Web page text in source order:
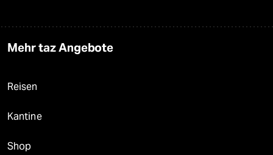
Mehr taz Angebote
Reisen
Kantine
Shop